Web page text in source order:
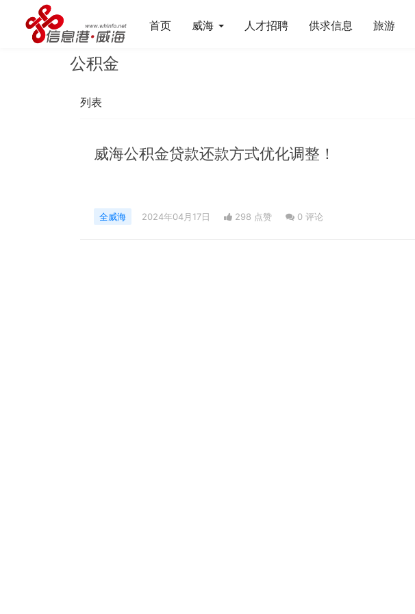
首页 威海 人才招聘 供求信息 旅游
公积金
列表
威海公积金贷款还款方式优化调整！
全威海 2024年04月17日 298 点赞 0 评论